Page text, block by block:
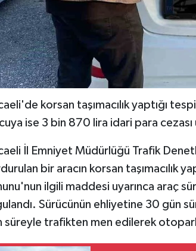
korsan taşımacılık yaptığı
ise 3 bin 870 lira idari para cezası
İl Emniyet Müdürlüğü Trafik
bir aracın korsan taşımacılık
ilgili maddesi uyarınca araç
Sürücünün ehliyetine 30 gün
süreyle trafikten men edilerek